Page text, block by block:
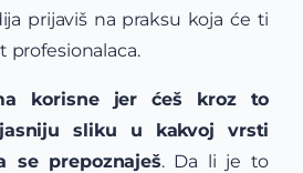
prijaviš na praksu koja će ti
profesionalaca.
korisne jer ćeš kroz to
sliku u kakvoj vrsti
se prepoznaješ. Da li je to